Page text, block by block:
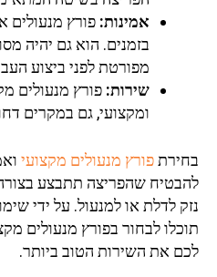
אמינות: פורץ מנעולים
בזמנים. הוא גם יהיה
מפורטת לפני ביצוע
שירות: פורץ מנעולים
ומקצועי, גם במקרים
בחירתפורץ מנעולים מקצועי
להבטיח שהפריצה תתבצע בצורה
נזק לדלת או למנעול. על ידי
תוכלו לבחור בפורץ מנעולים
לכם את השירות הטוב ביותר.